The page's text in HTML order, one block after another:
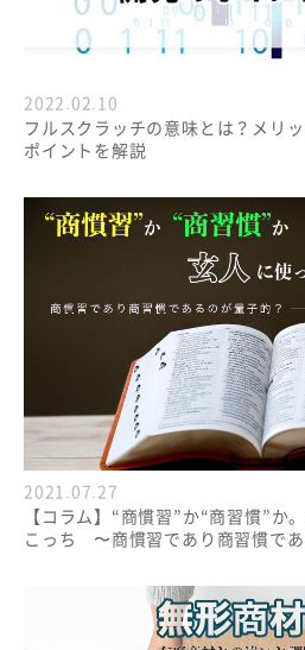
2022.02.10
フルスクラッチの意味とは？メリ
ポイントを解説
2021.07.27
【コラム】“商慣習”か“商習慣”か
こっち 〜商慣習であり商習慣で